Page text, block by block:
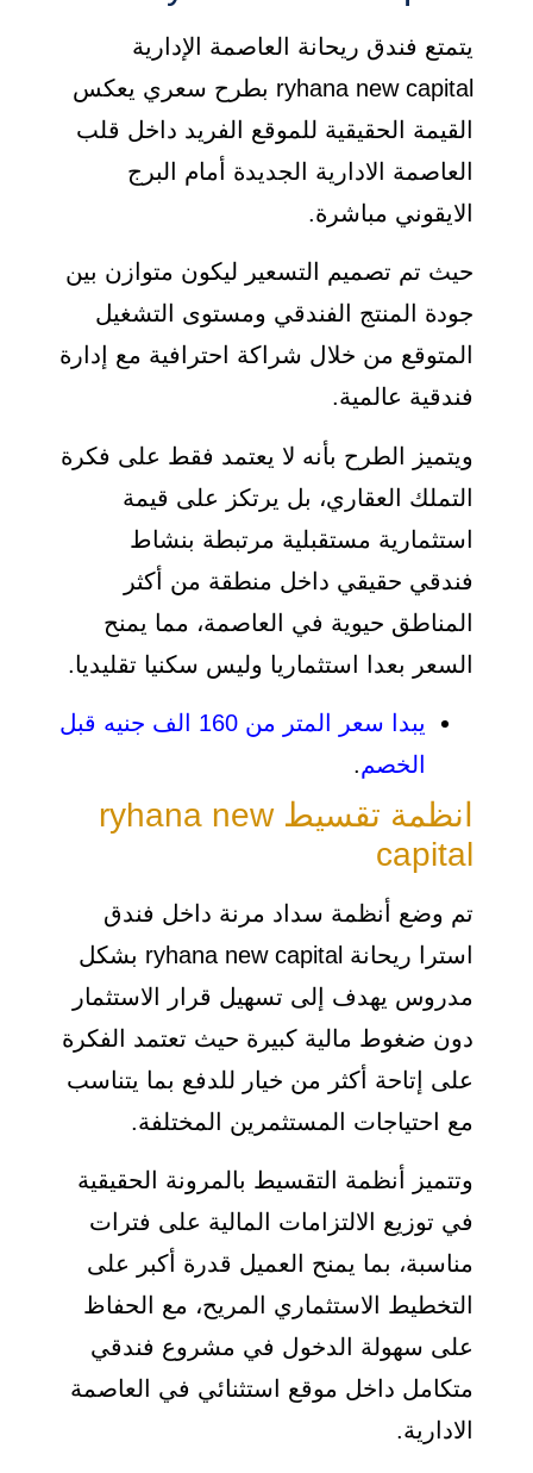
يتمتع فندق ريحانة العاصمة الإدارية
ryhana new capital بطرح سعري يعكس
القيمة الحقيقية للموقع الفريد داخل قلب
العاصمة الادارية الجديدة أمام البرج
الايقوني مباشرة.
حيث تم تصميم التسعير ليكون متوازن بين
جودة المنتج الفندقي ومستوى التشغيل
المتوقع من خلال شراكة احترافية مع إدارة
فندقية عالمية.
ويتميز الطرح بأنه لا يعتمد فقط على فكرة
التملك العقاري، بل يرتكز على قيمة
استثمارية مستقبلية مرتبطة بنشاط
فندقي حقيقي داخل منطقة من أكثر
المناطق حيوية في العاصمة، مما يمنح
السعر بعدا استثماريا وليس سكنيا تقليديا.
يبدا سعر المتر من 160 الف جنيه قبل
الخصم.
انظمة تقسيط ryhana new
capital
تم وضع أنظمة سداد مرنة داخل فندق
استرا ريحانة ryhana new capital بشكل
مدروس يهدف إلى تسهيل قرار الاستثمار
دون ضغوط مالية كبيرة حيث تعتمد الفكرة
على إتاحة أكثر من خيار للدفع بما يتناسب
مع احتياجات المستثمرين المختلفة.
وتتميز أنظمة التقسيط بالمرونة الحقيقية
في توزيع الالتزامات المالية على فترات
مناسبة، بما يمنح العميل قدرة أكبر على
التخطيط الاستثماري المريح، مع الحفاظ
على سهولة الدخول في مشروع فندقي
متكامل داخل موقع استثنائي في العاصمة
الادارية.